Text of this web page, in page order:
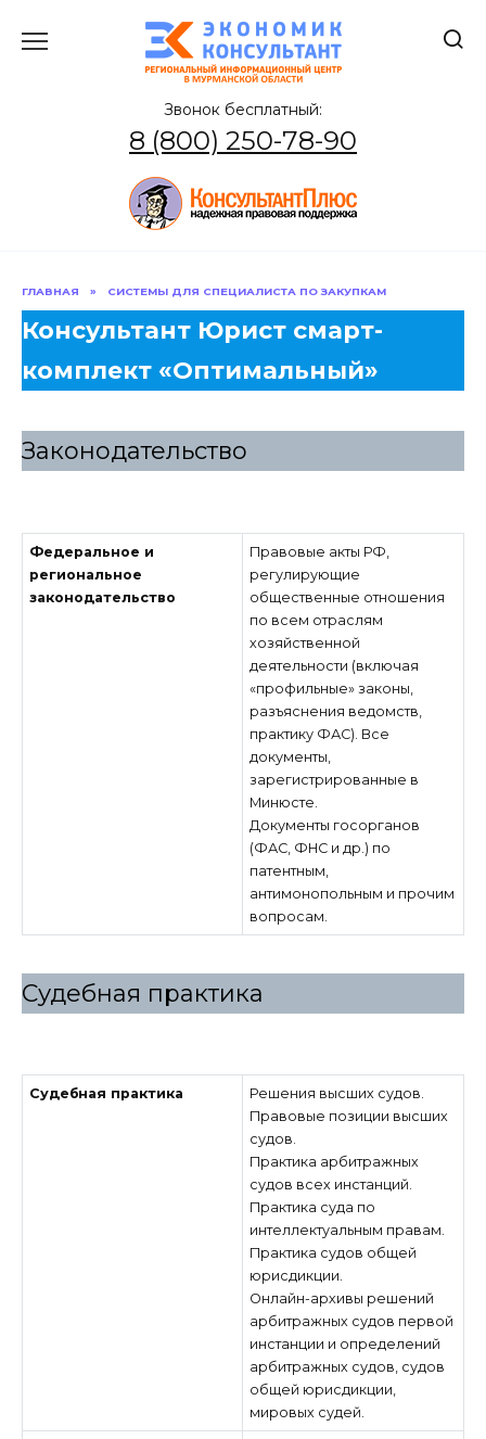
содержанию
Звонок бесплатный:
8 (800) 250-78-90
ГЛАВНАЯ » СИСТЕМЫ ДЛЯ СПЕЦИАЛИСТА ПО ЗАКУПКАМ
Консультант Юрист смарт-
комплект «Оптимальный»
Законодательство
Федеральное и
региональное
законодательство
Правовые акты РФ,
регулирующие
общественные отношения
по всем отраслям
хозяйственной
деятельности (включая
«профильные» законы,
разъяснения ведомств,
практику ФАС). Все
документы,
зарегистрированные в
Минюсте.
Документы госорганов
(ФАС, ФНС и др.) по
патентным,
антимонопольным и прочим
вопросам.
Судебная практика
Судебная практика
Решения высших судов.
Правовые позиции высших
судов.
Практика арбитражных
судов всех инстанций.
Практика суда по
интеллектуальным правам.
Практика судов общей
юрисдикции.
Онлайн-архивы решений
арбитражных судов первой
инстанции и определений
арбитражных судов, судов
общей юрисдикции,
мировых судей.